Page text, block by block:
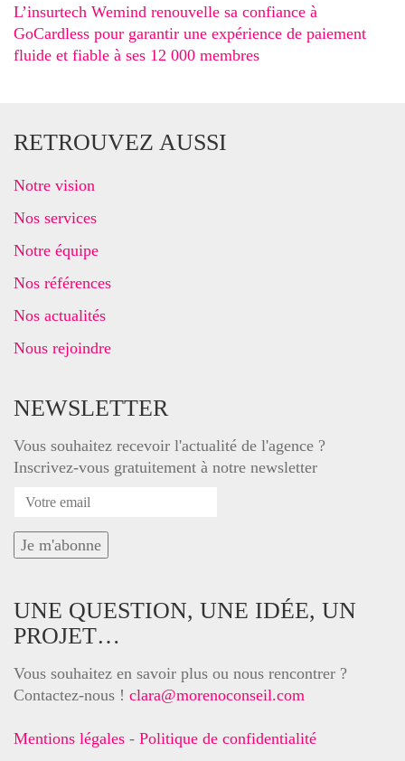
L’insurtech Wemind renouvelle sa confiance à
GoCardless pour garantir une expérience de paiement
fluide et fiable à ses 12 000 membres
RETROUVEZ AUSSI
Notre vision
Nos services
Notre équipe
Nos références
Nos actualités
Nous rejoindre
NEWSLETTER
Vous souhaitez recevoir l'actualité de l'agence ?
Inscrivez-vous gratuitement à notre newsletter
UNE QUESTION, UNE IDÉE, UN
PROJET…
Vous souhaitez en savoir plus ou nous rencontrer ?
Contactez-nous ! clara@morenoconseil.com
Mentions légales - Politique de confidentialité